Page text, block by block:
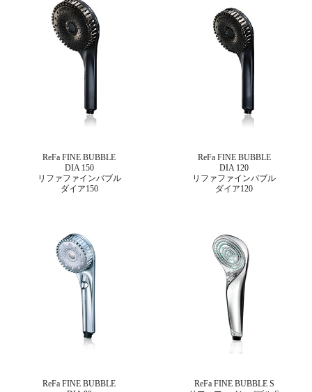
ReFa FINE BUBBLE
DIA 150
リファファインバブル
ダイア150
ReFa FINE BUBBLE
DIA 120
リファファインバブル
ダイア120
ReFa FINE BUBBLE
ReFa FINE BUBBLE S